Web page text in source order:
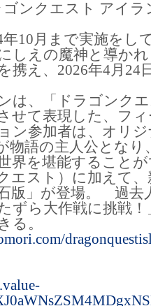
ゴンクエスト アイ
年10月まで実施を
えの魔神と導かれ
携え、2026年4月24
は、「ドラゴンク
せて表現した、フ
ン参加者は、オリ
物語の主人公とな
界を堪能すること
エスト）に加えて
版」が登場。 過去
ずら大作戦に挑戦
る。